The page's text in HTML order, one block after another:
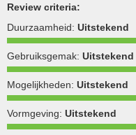
Review criteria:
Duurzaamheid: Uitstekend
Gebruiksgemak: Uitstekend
Mogelijkheden: Uitstekend
Vormgeving: Uitstekend